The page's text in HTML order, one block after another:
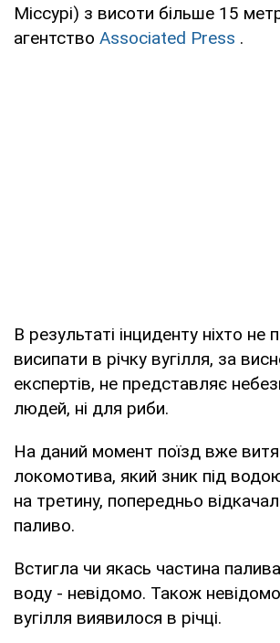
Міссурі) з висоти більше 15
агентство Associated Press .
В результаті інциденту ніхто
висипати в річку вугілля, за
експертів, не представляє
людей, ні для риби.
На даний момент поїзд вже
локомотива, який зник під
на третину, попередньо
паливо.
Встигла чи якась частина
воду - невідомо. Також
вугілля виявилося в річці.